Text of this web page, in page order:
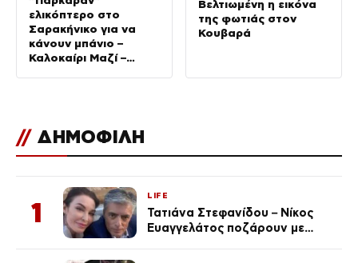
ελικόπτερο στο
Σαρακήνικο για να
κάνουν μπάνιο –
Καλοκαίρι Μαζί –
Βελτιωμένη η εικόνα
της φωτιάς στον
Κουβαρά
// ΔΗΜΟΦΙΛΗ
1
LIFE
Τατιάνα Στεφανίδου – Νίκος
Ευαγγελάτος ποζάρουν με